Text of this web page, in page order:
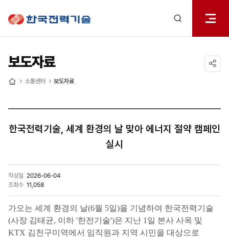
열기
보도자료
소통센터 보도자료
한국전력기술, 세계 환경의 날 맞아 에너지 절약 캠페인
실시
작성일 2026-06-04
조회수 11,058
가오는 세계 환경의 날(6월 5일)을 기념하여 한국전력기술
(사장 김태균, 이하 '한전기술')은 지난 1일 본사 사옥 및
KTX 김천구미역에서 임직원과 지역 시민을 대상으로